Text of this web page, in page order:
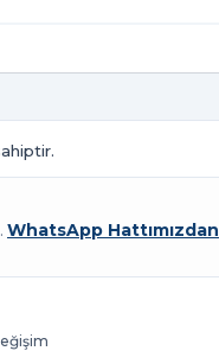
WhatsApp Hattımızdan